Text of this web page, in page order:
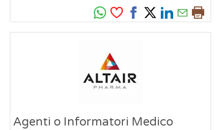
Agenti o Informatori Medico